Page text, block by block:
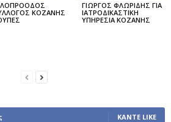
ΚΟΖΑΝΗΣ
ΓΙΩΡΓΟΣ ΦΛΩΡΙΔΗΣ ΓΙΑ
ΙΑΤΡΟΔΙΚΑΣΤΙΚΗ
ΥΠΗΡΕΣΙΑ ΚΟΖΑΝΗΣ
ΚΆΝΤΕ LIKE